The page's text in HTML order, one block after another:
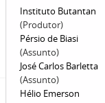
Instituto Butantan
(Produtor)
Pérsio de Biasi
(Assunto)
José Carlos Barletta
(Assunto)
Hélio Emerson